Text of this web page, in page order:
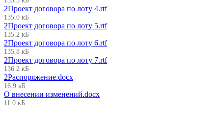
2Проект договора по лоту 4.rtf
135.0 кБ
2Проект договора по лоту 5.rtf
135.2 кБ
2Проект договора по лоту 6.rtf
135.8 кБ
2Проект договора по лоту 7.rtf
136.2 кБ
2Распоряжение.docx
16.9 кБ
О внесении изменений.docx
11.0 кБ